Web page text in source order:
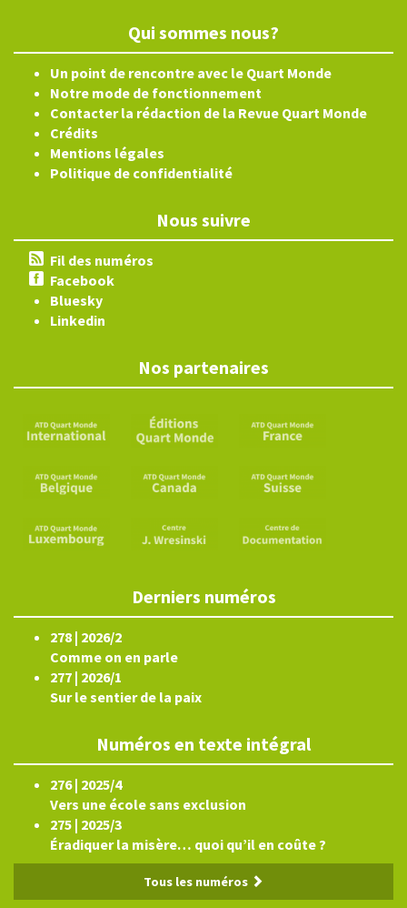
Qui sommes nous?
Un point de rencontre avec le Quart Monde
Notre mode de fonctionnement
Contacter la rédaction de la Revue Quart Monde
Crédits
Mentions légales
Politique de confidentialité
Nous suivre
Fil des numéros
Facebook
Bluesky
Linkedin
Nos partenaires
Derniers numéros
278 | 2026/2
Comme on en parle
277 | 2026/1
Sur le sentier de la paix
Numéros en texte intégral
276 | 2025/4
Vers une école sans exclusion
275 | 2025/3
Éradiquer la misère… quoi qu’il en coûte ?
Tous les numéros